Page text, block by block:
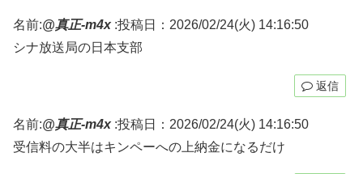
名前:@真正-m4x :投稿日：2026/02/24(火) 14:16:50
シナ放送局の日本支部
返信
名前:@真正-m4x :投稿日：2026/02/24(火) 14:16:50
受信料の大半はキンペーへの上納金になるだけ